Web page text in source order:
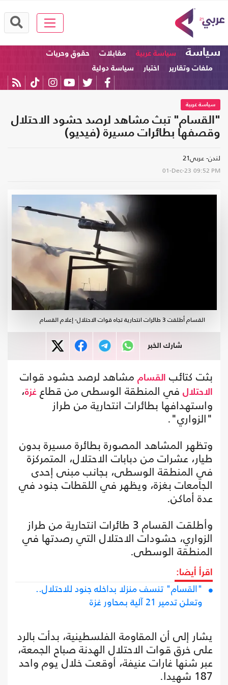
سياسة سياسة عربية مقابلات
حقوق وحريات
ملفات وتقارير
اختبار سياسة دولية
سياسة عربية
"القسام" تبث مشاهد لرصد حشود الاحتلال
وقصفها بطائرات مسيرة (فيديو)
لندن- عربي21
01-Dec-23 09:52 PM
القسام أطلقت 3 طائرات انتحارية تجاه قوات الاحتلال- إعلام القسام
شارك الخبر
بثت كتائب القسام مشاهد لرصد حشود قوات
الاحتلال في المنطقة الوسطى من قطاع غزة،
واستهدافها بطائرات انتحارية من طراز
"الزواري".
وتظهر المشاهد المصورة بطائرة مسيرة بدون
طيار، عشرات من دبابات الاحتلال، المتمركزة
في المنطقة الوسطى، بجانب مبنى إحدى
الجامعات بغزة، ويظهر في اللقطات جنود في
عدة أماكن.
وأطلقت القسام 3 طائرات انتحارية من طراز
الزواري، حشودات الاحتلال التي رصدتها في
المنطقة الوسطى.
اقرأ أيضا:
"القسام" تنسف منزلا بداخله جنود للاحتلال..
وتعلن تدمير 21 آلية بمحاور غزة
يشار إلى أن المقاومة الفلسطينية، بدأت بالرد
على خرق قوات الاحتلال الهدنة صباح الجمعة،
عبر شنها غارات عنيفة، أوقعت خلال يوم واحد
187 شهيدا.